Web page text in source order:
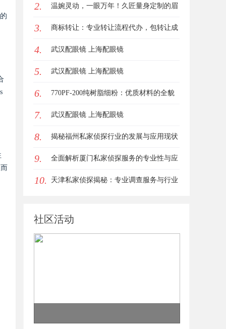
2. 温婉灵动，一眼万年！久匠量身定制的眉
眼唇，才是你整张脸的点睛之笔！淡颜系
女生的气质加分项
3. 商标转让：专业转让流程代办，包转让成
功再付款
4. 武汉配眼镜 上海配眼镜
5. 武汉配眼镜 上海配眼镜
6. 770PF-200纯树脂细粉：优质材料的全貌
与应用
7. 武汉配眼镜 上海配眼镜
8. 揭秘福州私家侦探行业的发展与应用现状
9. 全面解析厦门私家侦探服务的专业性与应
用场景
10. 天津私家侦探揭秘：专业调查服务与行业
社区活动